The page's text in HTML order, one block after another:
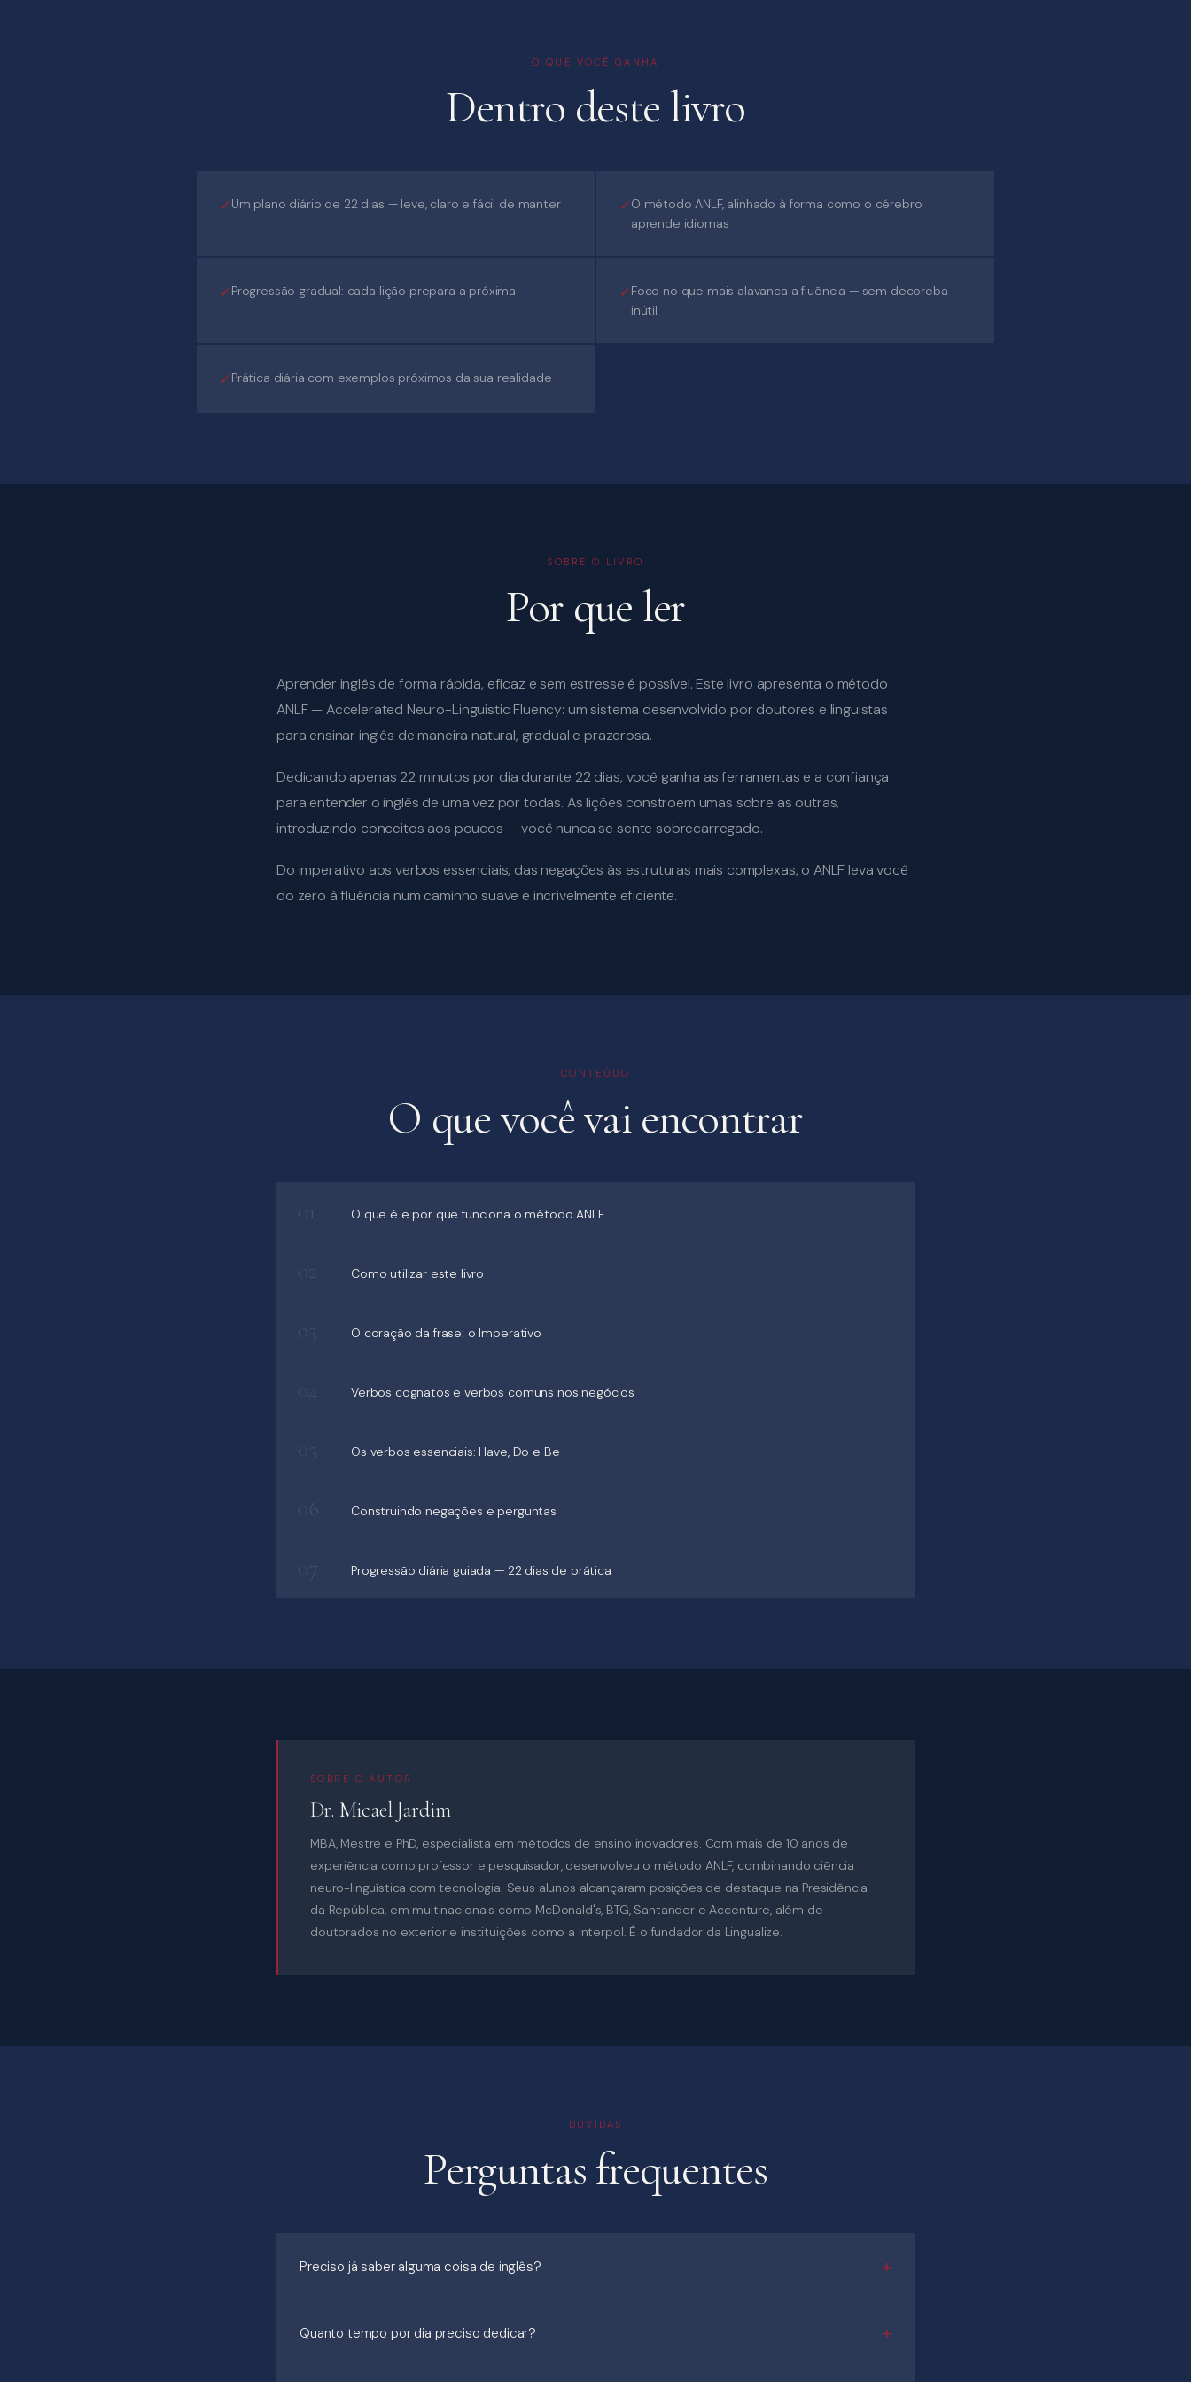
O QUE VOCÊ GANHA
Dentro deste livro
Um plano diário de 22 dias — leve, claro e fácil de manter
O método ANLF, alinhado à forma como o cérebro
aprende idiomas
Progressão gradual: cada lição prepara a próxima
Foco no que mais alavanca a fluência — sem decoreba
inútil
Prática diária com exemplos próximos da sua realidade
SOBRE O LIVRO
Por que ler
Aprender inglês de forma rápida, eficaz e sem estresse é possível. Este livro apresenta o método
ANLF — Accelerated Neuro-Linguistic Fluency: um sistema desenvolvido por doutores e linguistas
para ensinar inglês de maneira natural, gradual e prazerosa.
Dedicando apenas 22 minutos por dia durante 22 dias, você ganha as ferramentas e a confiança
para entender o inglês de uma vez por todas. As lições constroem umas sobre as outras,
introduzindo conceitos aos poucos — você nunca se sente sobrecarregado.
Do imperativo aos verbos essenciais, das negações às estruturas mais complexas, o ANLF leva você
do zero à fluência num caminho suave e incrivelmente eficiente.
CONTEÚDO
O que você vai encontrar
01 O que é e por que funciona o método ANLF
02 Como utilizar este livro
03 O coração da frase: o Imperativo
04 Verbos cognatos e verbos comuns nos negócios
05 Os verbos essenciais: Have, Do e Be
06 Construindo negações e perguntas
07 Progressão diária guiada — 22 dias de prática
SOBRE O AUTOR
Dr. Micael Jardim
MBA, Mestre e PhD, especialista em métodos de ensino inovadores. Com mais de 10 anos de
experiência como professor e pesquisador, desenvolveu o método ANLF, combinando ciência
neuro-linguística com tecnologia. Seus alunos alcançaram posições de destaque na Presidência
da República, em multinacionais como McDonald's, BTG, Santander e Accenture, além de
doutorados no exterior e instituições como a Interpol. É o fundador da Lingualize.
DÚVIDAS
Perguntas frequentes
Preciso já saber alguma coisa de inglês?
Quanto tempo por dia preciso dedicar?